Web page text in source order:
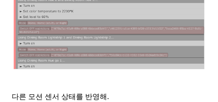
다른 모션 센서 상태를 반영해.